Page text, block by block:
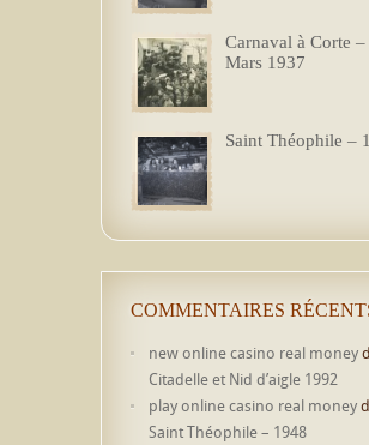
Carnaval à Corte –
Mars 1937
Saint Théophile –
COMMENTAIRES
new online casino real money
Citadelle et Nid d’aigle 1992
play online casino real money
Saint Théophile – 1948